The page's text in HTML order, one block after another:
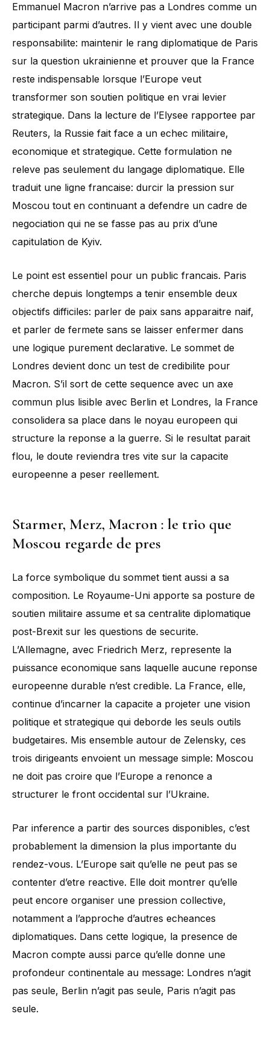
Emmanuel Macron n’arrive pas a Londres comme un
participant parmi d’autres. Il y vient avec une double
responsabilite: maintenir le rang diplomatique de Paris
sur la question ukrainienne et prouver que la France
reste indispensable lorsque l’Europe veut
transformer son soutien politique en vrai levier
strategique. Dans la lecture de l’Elysee rapportee par
Reuters, la Russie fait face a un echec militaire,
economique et strategique. Cette formulation ne
releve pas seulement du langage diplomatique. Elle
traduit une ligne francaise: durcir la pression sur
Moscou tout en continuant a defendre un cadre de
negociation qui ne se fasse pas au prix d’une
capitulation de Kyiv.
Le point est essentiel pour un public francais. Paris
cherche depuis longtemps a tenir ensemble deux
objectifs difficiles: parler de paix sans apparaitre naif,
et parler de fermete sans se laisser enfermer dans
une logique purement declarative. Le sommet de
Londres devient donc un test de credibilite pour
Macron. S’il sort de cette sequence avec un axe
commun plus lisible avec Berlin et Londres, la France
consolidera sa place dans le noyau europeen qui
structure la reponse a la guerre. Si le resultat parait
flou, le doute reviendra tres vite sur la capacite
europeenne a peser reellement.
Starmer, Merz, Macron : le trio que
Moscou regarde de pres
La force symbolique du sommet tient aussi a sa
composition. Le Royaume-Uni apporte sa posture de
soutien militaire assume et sa centralite diplomatique
post-Brexit sur les questions de securite.
L’Allemagne, avec Friedrich Merz, represente la
puissance economique sans laquelle aucune reponse
europeenne durable n’est credible. La France, elle,
continue d’incarner la capacite a projeter une vision
politique et strategique qui deborde les seuls outils
budgetaires. Mis ensemble autour de Zelensky, ces
trois dirigeants envoient un message simple: Moscou
ne doit pas croire que l’Europe a renonce a
structurer le front occidental sur l’Ukraine.
Par inference a partir des sources disponibles, c’est
probablement la dimension la plus importante du
rendez-vous. L’Europe sait qu’elle ne peut pas se
contenter d’etre reactive. Elle doit montrer qu’elle
peut encore organiser une pression collective,
notamment a l’approche d’autres echeances
diplomatiques. Dans cette logique, la presence de
Macron compte aussi parce qu’elle donne une
profondeur continentale au message: Londres n’agit
pas seule, Berlin n’agit pas seule, Paris n’agit pas
seule.